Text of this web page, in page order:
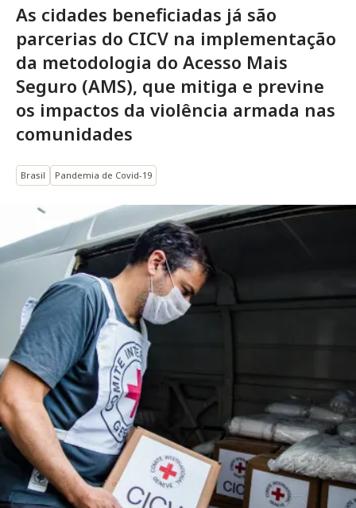
As cidades beneficiadas já são
parcerias do CICV na implementação
da metodologia do Acesso Mais
Seguro (AMS), que mitiga e previne
os impactos da violência armada nas
comunidades
Brasil Pandemia de Covid-19